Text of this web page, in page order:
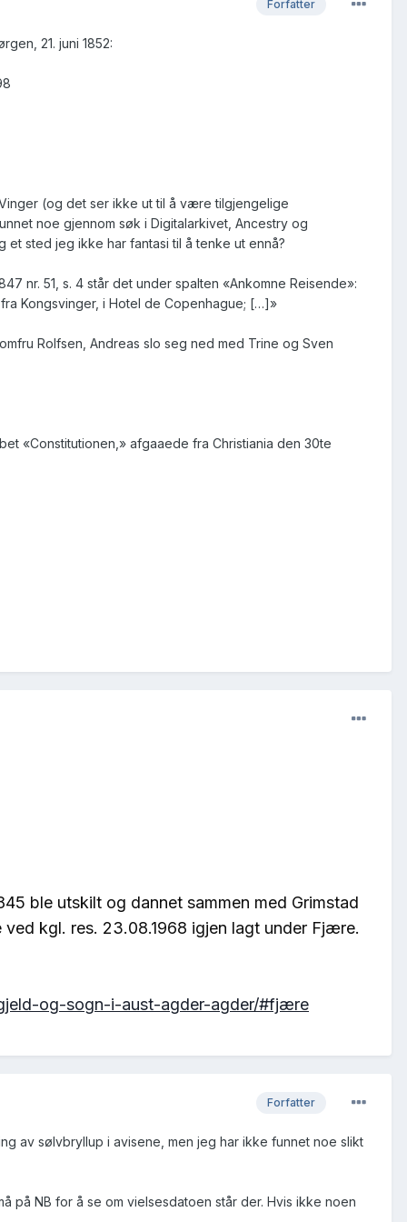
Forfatter
21. juni 1852:
(og det ser ikke ut til å være tilgjengelige
noe gjennom søk i Digitalarkivet, Ancestry og
sted jeg ikke har fantasi til å tenke ut ennå?
nr. 51, s. 4 står det under spalten «Ankomne Reisende»:
Kongsvinger, i Hotel de Copenhague; […]»
Rolfsen, Andreas slo seg ned med Trine og Sven
«Constitutionen,» afgaaede fra Christiania den 30te
ble utskilt og dannet sammen med Grimstad
kgl. res. 23.08.1968 igjen lagt under Fjære.
og-sogn-i-aust-agder-agder/#fjære
Forfatter
av sølvbryllup i avisene, men jeg har ikke funnet noe slikt
på NB for å se om vielsesdatoen står der. Hvis ikke noen